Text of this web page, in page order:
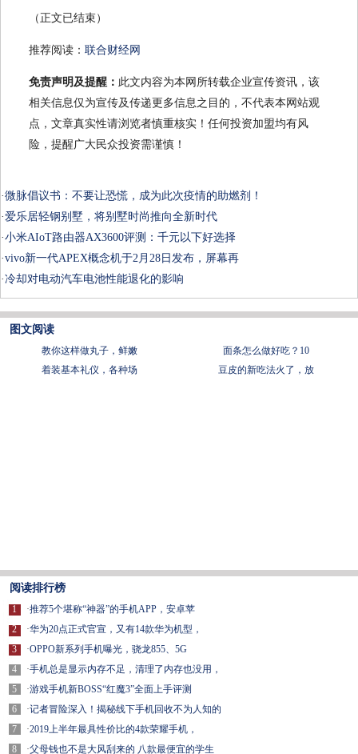
（正文已结束）
推荐阅读： 联合财经网
免责声明及提醒： 此文内容为本网所转载企业宣传资讯，该
相关信息仅为宣传及传递更多信息之目的，不代表本网站观
点，文章真实性请浏览者慎重核实！任何投资加盟均有风
险，提醒广大民众投资需谨慎！
·微脉倡议书：不要让恐慌，成为此次疫情的助燃剂！
·爱乐居轻钢别墅，将别墅时尚推向全新时代
·小米AIoT路由器AX3600评测：千元以下好选择
·vivo新一代APEX概念机于2月28日发布，屏幕再
·冷却对电动汽车电池性能退化的影响
图文阅读
教你这样做丸子，鲜嫩
面条怎么做好吃？10
着装基本礼仪，各种场
豆皮的新吃法火了，放
阅读排行榜
1
2
3
4
5
6
7
8
·推荐5个堪称“神器”的手机APP，安卓苹
·华为20点正式官宣，又有14款华为机型，
·OPPO新系列手机曝光，骁龙855、5G
·手机总是显示内存不足，清理了内存也没用，
·游戏手机新BOSS“红魔3”全面上手评测
·记者冒险深入！揭秘线下手机回收不为人知的
·2019上半年最具性价比的4款荣耀手机，
·父母钱也不是大风刮来的 八款最便宜的学生